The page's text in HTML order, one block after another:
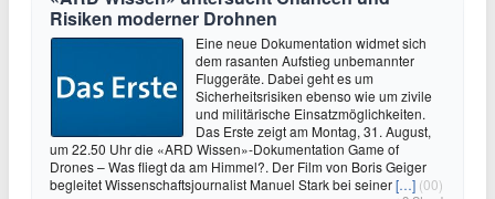
Risiken moderner Drohnen
Eine neue Dokumentation widmet sich
dem rasanten Aufstieg unbemannter
Fluggeräte. Dabei geht es um
Sicherheitsrisiken ebenso wie um zivile
und militärische Einsatzmöglichkeiten.
Das Erste zeigt am Montag, 31. August,
um 22.50 Uhr die «ARD Wissen»-Dokumentation Game of
Drones – Was fliegt da am Himmel?. Der Film von Boris Geiger
begleitet Wissenschaftsjournalist Manuel Stark bei seiner[…] (00)